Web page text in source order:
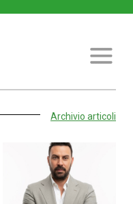
Archivio articoli